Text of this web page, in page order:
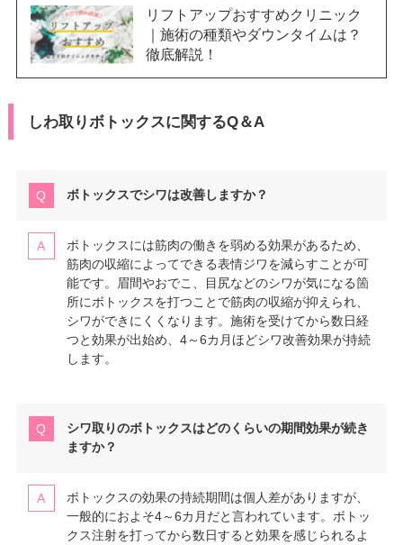
リフトアップおすすめクリニック
｜施術の種類やダウンタイムは？
徹底解説！
しわ取りボトックスに関するQ＆A
ボトックスでシワは改善しますか？
ボトックスには筋肉の働きを弱める効果があるため、
筋肉の収縮によってできる表情ジワを減らすことが可
能です。眉間やおでこ、目尻などのシワが気になる箇
所にボトックスを打つことで筋肉の収縮が抑えられ、
シワができにくくなります。施術を受けてから数日経
つと効果が出始め、4～6カ月ほどシワ改善効果が持続
します。
シワ取りのボトックスはどのくらいの期間効果が続き
ますか？
ボトックスの効果の持続期間は個人差がありますが、
一般的におよそ4～6カ月だと言われています。ボトッ
クス注射を打ってから数日すると効果を感じられるよ